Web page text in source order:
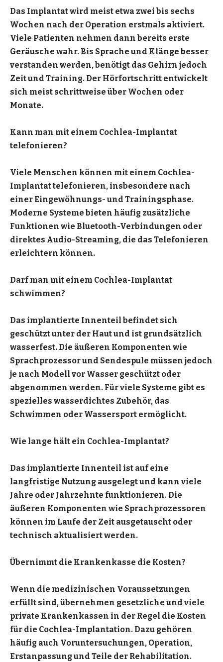
Das Implantat wird meist etwa zwei bis sechs
Wochen nach der Operation erstmals aktiviert.
Viele Patienten nehmen dann bereits erste
Geräusche wahr. Bis Sprache und Klänge besser
verstanden werden, benötigt das Gehirn jedoch
Zeit und Training. Der Hörfortschritt entwickelt
sich meist schrittweise über Wochen oder
Monate.
Kann man mit einem Cochlea-Implantat
telefonieren?
Viele Menschen können mit einem Cochlea-
Implantat telefonieren, insbesondere nach
einer Eingewöhnungs- und Trainingsphase.
Moderne Systeme bieten häufig zusätzliche
Funktionen wie Bluetooth-Verbindungen oder
direktes Audio-Streaming, die das Telefonieren
erleichtern können.
Darf man mit einem Cochlea-Implantat
schwimmen?
Das implantierte Innenteil befindet sich
geschützt unter der Haut und ist grundsätzlich
wasserfest. Die äußeren Komponenten wie
Sprachprozessor und Sendespule müssen jedoch
je nach Modell vor Wasser geschützt oder
abgenommen werden. Für viele Systeme gibt es
spezielles wasserdichtes Zubehör, das
Schwimmen oder Wassersport ermöglicht.
Wie lange hält ein Cochlea-Implantat?
Das implantierte Innenteil ist auf eine
langfristige Nutzung ausgelegt und kann viele
Jahre oder Jahrzehnte funktionieren. Die
äußeren Komponenten wie Sprachprozessoren
können im Laufe der Zeit ausgetauscht oder
technisch aktualisiert werden.
Übernimmt die Krankenkasse die Kosten?
Wenn die medizinischen Voraussetzungen
erfüllt sind, übernehmen gesetzliche und viele
private Krankenkassen in der Regel die Kosten
für die Cochlea-Implantation. Dazu gehören
häufig auch Voruntersuchungen, Operation,
Erstanpassung und Teile der Rehabilitation.